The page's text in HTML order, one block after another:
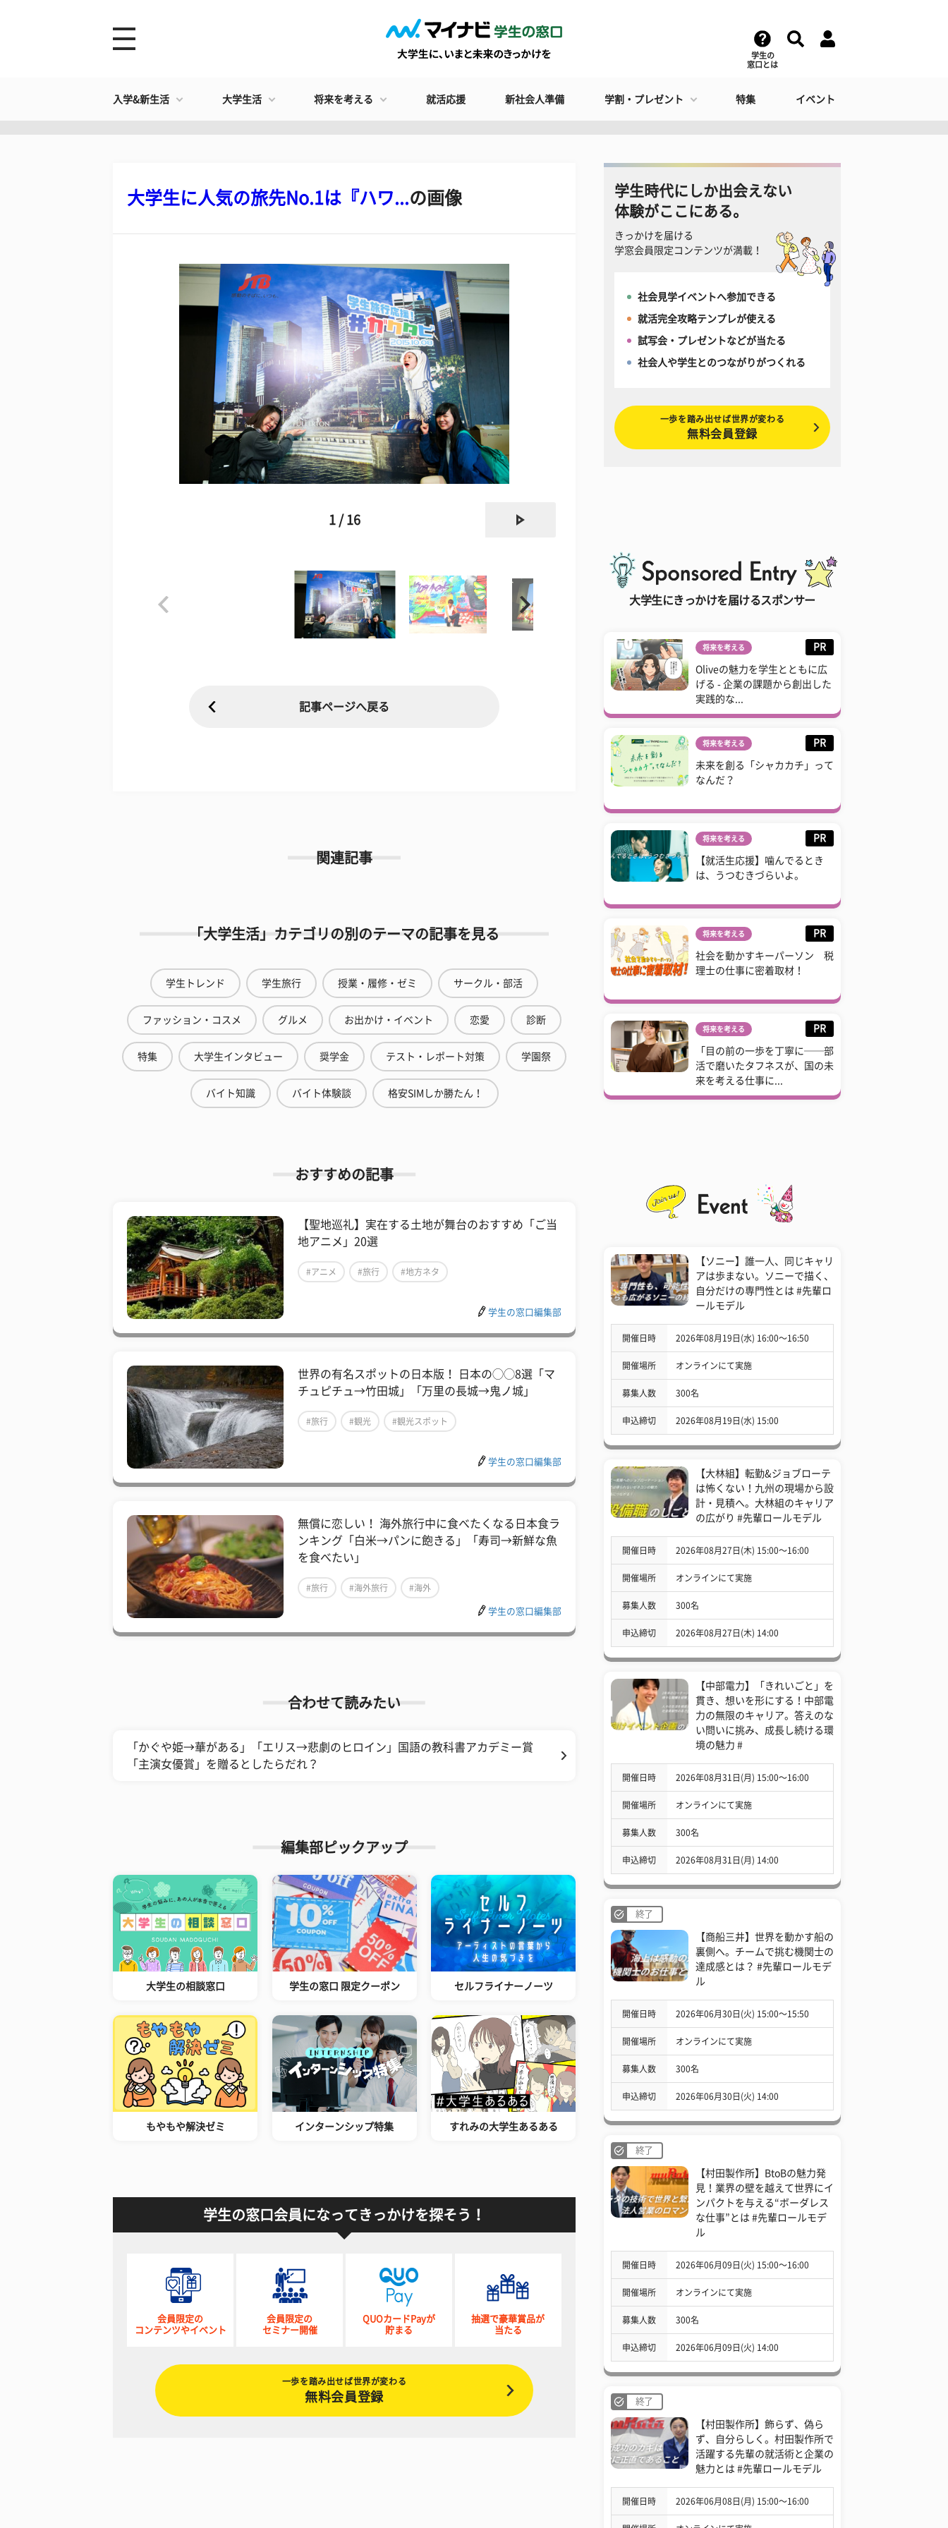
学生の
窓口とは
入学&新生活 大学生活 将来を考える 就活応援 新社会人準備 学割・プレゼント 特集 イベント
大学生に人気の旅先No.1は『ハワ...の画像
1 / 16
記事ページへ戻る
関連記事
「大学生活」カテゴリの別のテーマの記事を見る
学生トレンド 学生旅行 授業・履修・ゼミ サークル・部活
ファッション・コスメ グルメ お出かけ・イベント 恋愛 診断
特集 大学生インタビュー 奨学金 テスト・レポート対策 学園祭
バイト知識 バイト体験談 格安SIMしか勝たん！
おすすめの記事
【聖地巡礼】実在する土地が舞台のおすすめ「ご当
地アニメ」20選
#アニメ #旅行 #地方ネタ
学生の窓口編集部
世界の有名スポットの日本版！ 日本の◯◯8選「マ
チュピチュ→竹田城」「万里の長城→鬼ノ城」
#旅行 #観光 #観光スポット
学生の窓口編集部
​無償に恋しい！ 海外旅行中に食べたくなる日本食ラ
ンキング「白米→パンに飽きる」「寿司→新鮮な魚
を食べたい」
#旅行 #海外旅行 #海外
学生の窓口編集部
合わせて読みたい
「かぐや姫→華がある」「エリス→悲劇のヒロイン」国語の教科書アカデミー賞
「主演女優賞」を贈るとしたらだれ？
編集部ピックアップ
大学生の相談窓口 学生の窓口 限定クーポン セルフライナーノーツ
もやもや解決ゼミ インターンシップ特集 すれみの大学生あるある
学生の窓口会員になってきっかけを探そう！
会員限定の
コンテンツやイベント
会員限定の
セミナー開催
QUOカードPayが
貯まる
抽選で豪華賞品が
当たる
一歩を踏み出せば世界が変わる
無料会員登録
学生時代にしか出会えない
体験がここにある。
きっかけを届ける
学窓会員限定コンテンツが満載！
社会見学イベントへ参加できる
就活完全攻略テンプレが使える
試写会・プレゼントなどが当たる
社会人や学生とのつながりがつくれる
一歩を踏み出せば世界が変わる
無料会員登録
大学生にきっかけを届けるスポンサー
将来を考える PR
Oliveの魅力を学生とともに広
げる - 企業の課題から創出した
実践的な...
将来を考える PR
未来を創る「シャカカチ」って
なんだ？
将来を考える PR
【就活生応援】噛んでるとき
は、うつむきづらいよ。
将来を考える PR
社会を動かすキーパーソン 税
理士の仕事に密着取材！
将来を考える PR
「目の前の一歩を丁寧に──部
活で磨いたタフネスが、国の未
来を考える仕事に...
【ソニー】誰一人、同じキャリ
アは歩まない。ソニーで描く、
自分だけの専門性とは #先輩ロ
ールモデル
開催日時 2026年08月19日(水) 16:00〜16:50
開催場所 オンラインにて実施
募集人数 300名
申込締切 2026年08月19日(水) 15:00
【大林組】転勤&ジョブローテ
は怖くない！九州の現場から設
計・見積へ。大林組のキャリア
の広がり #先輩ロールモデル
開催日時 2026年08月27日(木) 15:00〜16:00
開催場所 オンラインにて実施
募集人数 300名
申込締切 2026年08月27日(木) 14:00
【中部電力】「きれいごと」を
貫き、想いを形にする！中部電
力の無限のキャリア。答えのな
い問いに挑み、成長し続ける環
境の魅力 #
開催日時 2026年08月31日(月) 15:00〜16:00
開催場所 オンラインにて実施
募集人数 300名
申込締切 2026年08月31日(月) 14:00
終了
【商船三井】世界を動かす船の
裏側へ。チームで挑む機関士の
達成感とは？ #先輩ロールモデ
ル
開催日時 2026年06月30日(火) 15:00〜15:50
開催場所 オンラインにて実施
募集人数 300名
申込締切 2026年06月30日(火) 14:00
終了
【村田製作所】BtoBの魅力発
見！業界の壁を越えて世界にイ
ンパクトを与える“ボーダレス
な仕事”とは #先輩ロールモデ
ル
開催日時 2026年06月09日(火) 15:00〜16:00
開催場所 オンラインにて実施
募集人数 300名
申込締切 2026年06月09日(火) 14:00
終了
【村田製作所】飾らず、偽ら
ず、自分らしく。村田製作所で
活躍する先輩の就活術と企業の
魅力とは #先輩ロールモデル
開催日時 2026年06月08日(月) 15:00〜16:00